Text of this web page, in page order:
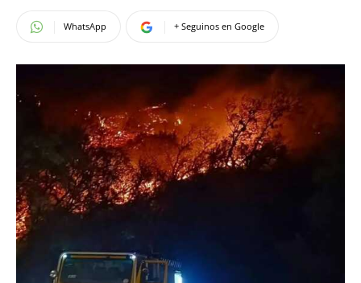
WhatsApp + Seguinos en Google